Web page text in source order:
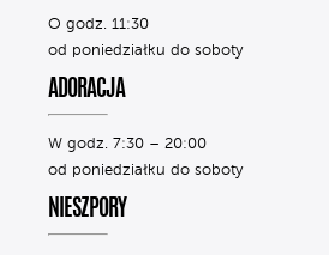
O godz. 11:30
od poniedziałku do soboty
ADORACJA
W godz. 7:30 – 20:00
od poniedziałku do soboty
NIESZPORY